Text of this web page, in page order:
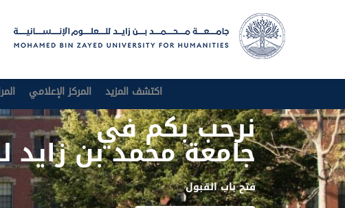
المركز الإعلامي اكتشف المزيد
نرحب بكم في
جامعة محمد بن زايد
فتح باب القبول